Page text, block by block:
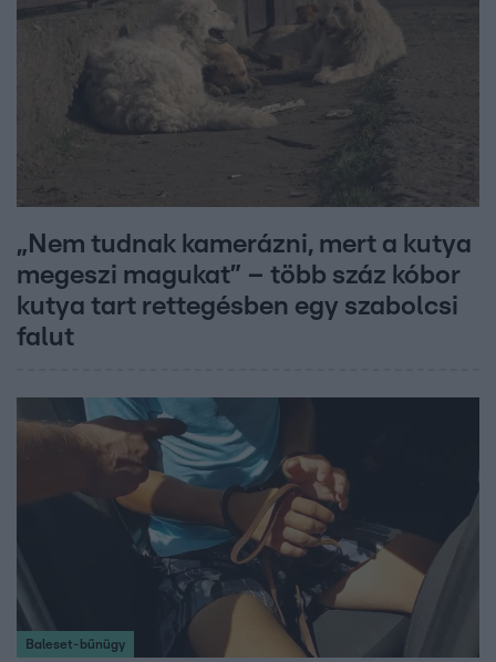
„Nem tudnak kamerázni, mert a kutya
megeszi magukat” – több száz kóbor
kutya tart rettegésben egy szabolcsi
falut
Baleset-bűnügy